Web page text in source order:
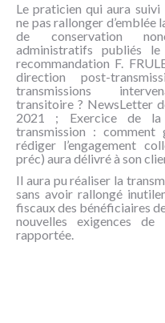
Le praticien qui aura
ne pas rallonger d’emblée
de conservation
administratifs publiés
recommandation F.
direction post-
transmissions
transitoire ? NewsLetter
2021 ; Exercice de
transmission : comment
rédiger l’engagement
préc) aura délivré à son
Il aura pu réaliser la
sans avoir rallongé
fiscaux des bénéficiaires
nouvelles exigences
rapportée.